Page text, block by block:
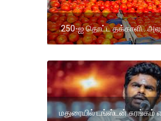
.250-ஐ தொட்ட தக்காளி..
மதுரையில் டங்ஸ்டன் சுரங்கம்